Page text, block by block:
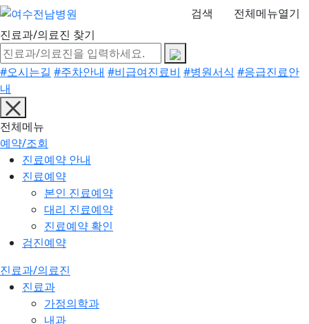
검색
전체메뉴열기
진료과/의료진 찾기
#오시는길 #주차안내 #비급여진료비 #병원서식 #응급진료안
내
전체메뉴
예약/조회
진료예약 안내
진료예약
본인 진료예약
대리 진료예약
진료예약 확인
검진예약
진료과/의료진
진료과
가정의학과
내과